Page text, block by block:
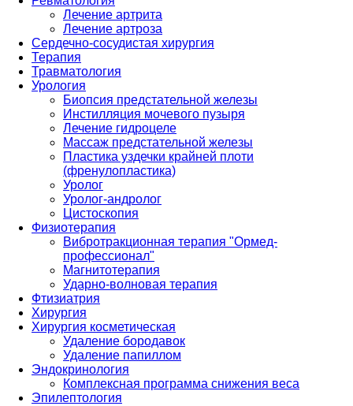
Лечение артрита
Лечение артроза
Сердечно-сосудистая хирургия
Терапия
Травматология
Урология
Биопсия предстательной железы
Инстилляция мочевого пузыря
Лечение гидроцеле
Массаж предстательной железы
Пластика уздечки крайней плоти
(френулопластика)
Уролог
Уролог-андролог
Цистоскопия
Физиотерапия
Вибротракционная терапия "Ормед-
профессионал"
Магнитотерапия
Ударно-волновая терапия
Фтизиатрия
Хирургия
Хирургия косметическая
Удаление бородавок
Удаление папиллом
Эндокринология
Комплексная программа снижения веса
Эпилептология